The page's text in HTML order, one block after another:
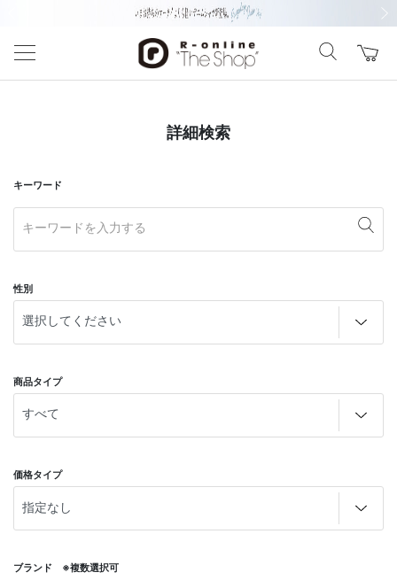
詳細検索
キーワード
性別
商品タイプ
価格タイプ
ブランド ※複数選択可